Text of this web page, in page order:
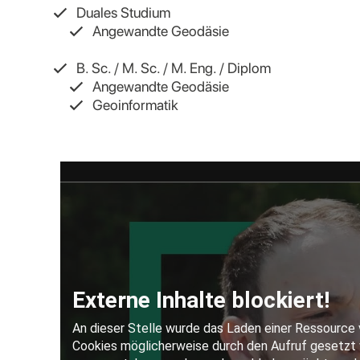
Duales Studium
Angewandte Geodäsie
B. Sc. / M. Sc. / M. Eng. / Diplom
Angewandte Geodäsie
Geoinformatik